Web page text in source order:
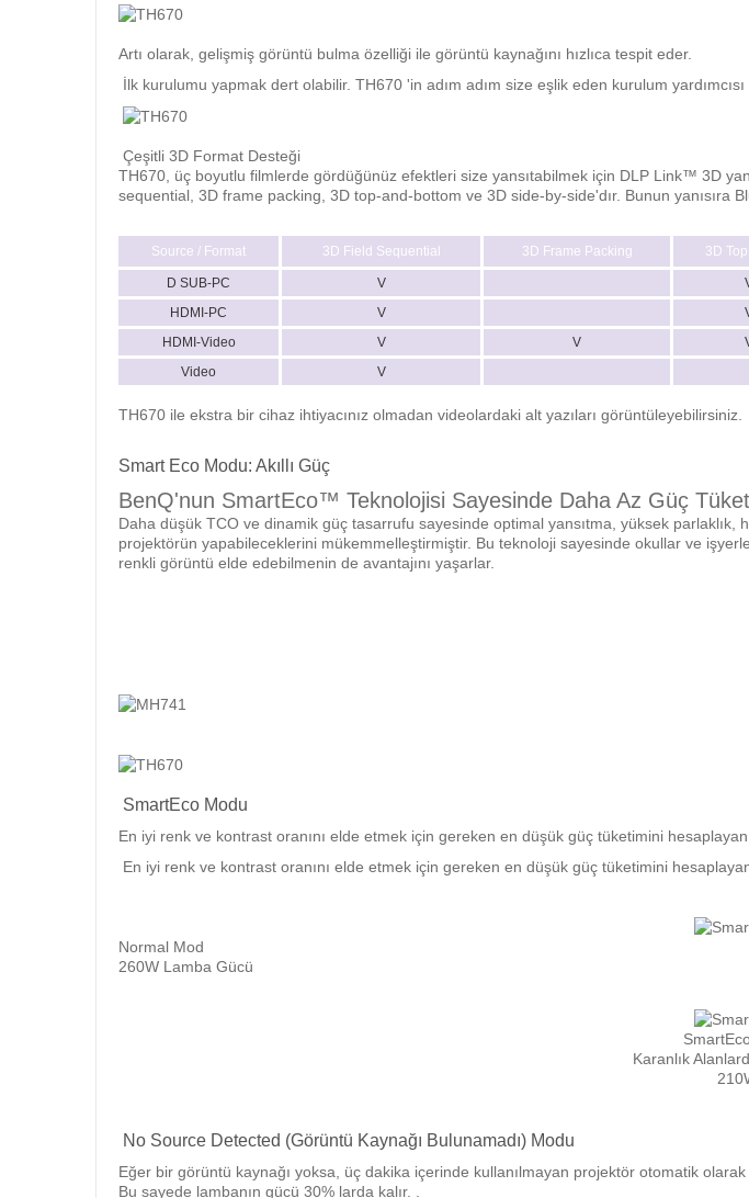
Artı olarak, gelişmiş görüntü bulma özelliği ile görüntü kaynağını hızlıca tespit eder.
İlk kurulumu yapmak dert olabilir. TH670 'in adım adım size eşlik eden kurulum
Çeşitli 3D Format Desteği
TH670, üç boyutlu filmlerde gördüğünüz efektleri size yansıtabilmek için DLP Link™ 3D
sequential, 3D frame packing, 3D top-and-bottom ve 3D side-by-side'dır. Bunun yanısıra
Source / Format 3D Field Sequential 3D Frame Packing 3D
D SUB-PC V
HDMI-PC
V
HDMI-Video
V V
Video
V
TH670 ile ekstra bir cihaz ihtiyacınız olmadan videolardaki alt yazıları görüntüleyebilirsiniz.
Smart Eco Modu: Akıllı Güç
BenQ'nun SmartEco™ Teknolojisi Sayesinde Daha Az Güç
Daha düşük TCO ve dinamik güç tasarrufu sayesinde optimal yansıtma, yüksek
projektörün yapabileceklerini mükemmelleştirmiştir. Bu teknoloji sayesinde okullar ve
renkli görüntü elde edebilmenin de avantajını yaşarlar.
SmartEco Modu
En iyi renk ve kontrast oranını elde etmek için gereken en düşük güç tüketimini
En iyi renk ve kontrast oranını elde etmek için gereken en düşük güç tüketimini
Normal Mod
260W Lamba Gücü
Karanlık
No Source Detected (Görüntü Kaynağı Bulunamadı) Modu
Eğer bir görüntü kaynağı yoksa, üç dakika içerinde kullanılmayan projektör otomatik
Bu sayede lambanın gücü 30% larda kalır. .